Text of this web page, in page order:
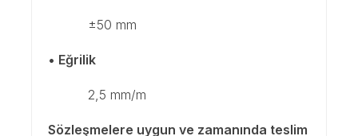
±50 mm
• Eğrilik
2,5 mm/m
Sözleşmelere uygun ve zamanında teslim